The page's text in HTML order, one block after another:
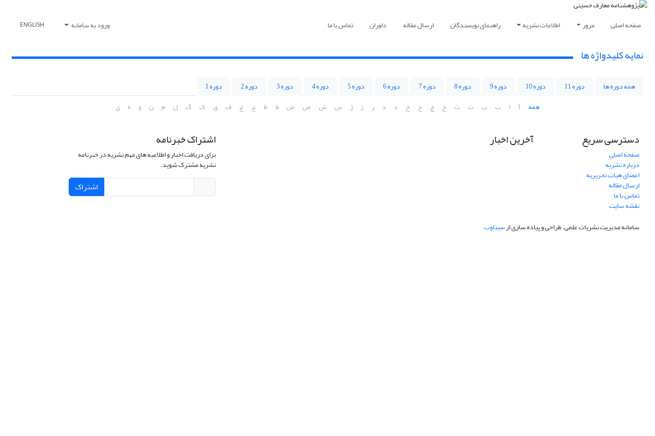
صفحه اصلی مرور اطلاعات نشریه راهنمای نویسندگان ارسال مقاله داوران تماس با ما ورود به سامانه ENGLISH
نمایه کلیدواژه ها
همه دوره ها دوره 11 دوره 10 دوره 9 دوره 8 دوره 7 دوره 6 دوره 5 دوره 4 دوره 3 دوره 2
دوره 1
همه
آ ا ب پ ت ث ج چ ح خ د ذ ر ز ژ س ش ص ض ط ظ ع غ ف ق ک گ ل م ن و ه ی
دسترسی سریع
صفحه اصلی
درباره نشریه
اعضای هیات تحریریه
ارسال مقاله
تماس با ما
نقشه سایت
آخرین اخبار اشتراک خبرنامه
برای دریافت اخبار و اطلاعیه های مهم نشریه در خبرنامه
نشریه مشترک شوید.
اشتراک
سامانه مدیریت نشریات علمی.طراحی و پیاده سازی ازسیناوب